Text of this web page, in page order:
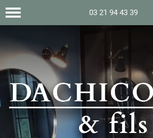
03 21 94 43 39